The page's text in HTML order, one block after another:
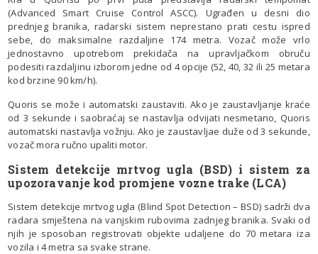
(Advanced Smart Cruise Control ASCC). Ugrađen u desni dio
prednjeg branika, radarski sistem neprestano prati cestu ispred
sebe, do maksimalne razdaljine 174 metra. Vozač može vrlo
jednostavno upotrebom prekidača na upravljačkom obruču
podesiti razdaljinu izborom jedne od 4 opcije (52, 40, 32 ili 25 metara
kod brzine 90 km/h).
Quoris se može i automatski zaustaviti. Ako je zaustavljanje kraće
od 3 sekunde i saobraćaj se nastavlja odvijati nesmetano, Quoris
automatski nastavlja vožnju. Ako je zaustavljae duže od 3 sekunde,
vozač mora ručno upaliti motor.
Sistem detekcije mrtvog ugla (BSD) i sistem za
upozoravanje kod promjene vozne trake (LCA)
Sistem detekcije mrtvog ugla (Blind Spot Detection – BSD) sadrži dva
radara smještena na vanjskim rubovima zadnjeg branika. Svaki od
njih je sposoban registrovati objekte udaljene do 70 metara iza
vozila i 4 metra sa svake strane.